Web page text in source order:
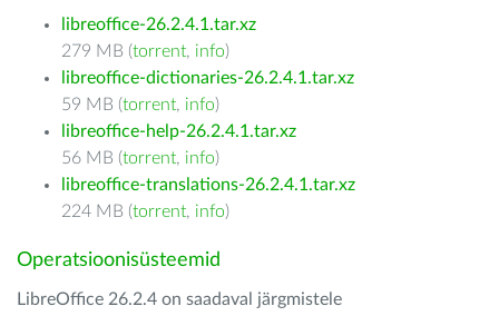
libreoffice-26.2.4.1.tar.xz
279 MB (torrent, info)
libreoffice-dictionaries-26.2.4.1.tar.xz
59 MB (torrent, info)
libreoffice-help-26.2.4.1.tar.xz
56 MB (torrent, info)
libreoffice-translations-26.2.4.1.tar.xz
224 MB (torrent, info)
Operatsioonisüsteemid
LibreOffice 26.2.4 on saadaval järgmistele